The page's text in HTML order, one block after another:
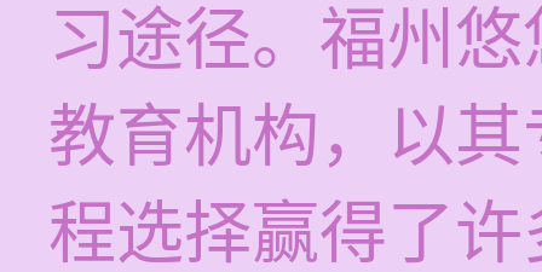
习途径。福州
教育机构，以
程选择赢得了